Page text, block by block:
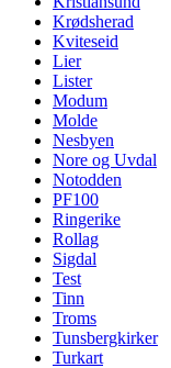
Krødsherad
Kviteseid
Lier
Lister
Modum
Molde
Nesbyen
Nore og Uvdal
Notodden
PF100
Ringerike
Rollag
Sigdal
Test
Tinn
Troms
Tunsbergkirker
Turkart